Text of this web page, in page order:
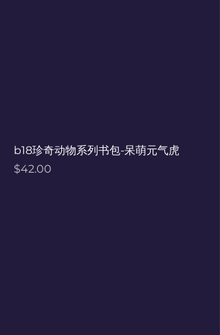
b18珍奇动物系列书包-呆萌元气虎
Price
$42.00